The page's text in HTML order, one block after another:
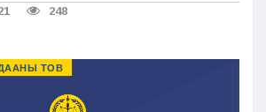
248
ТОВ